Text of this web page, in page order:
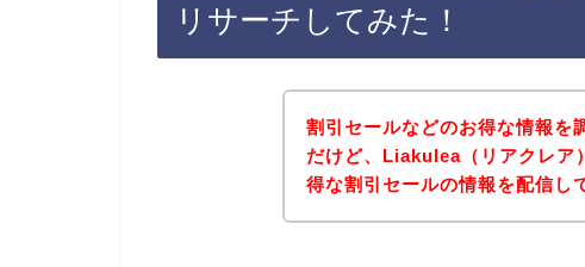
リサーチしてみた！
割引セールなどのお得な情報を
だけど、Liakulea（リアクレア
得な割引セールの情報を配信し